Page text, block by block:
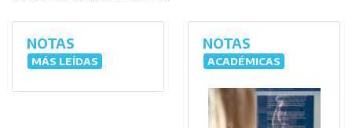
NOTAS
MÁS LEÍDAS
NOTAS
ACADÉMICAS